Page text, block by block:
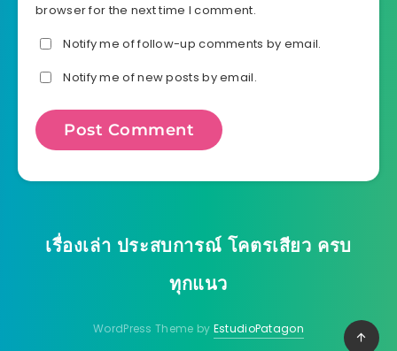
browser for the next time I comment.
Notify me of follow-up comments by email.
Notify me of new posts by email.
เรื่องเล่า ประสบการณ์ โคตรเสียว ครบ
ทุกแนว
WordPress Theme by EstudioPatagon